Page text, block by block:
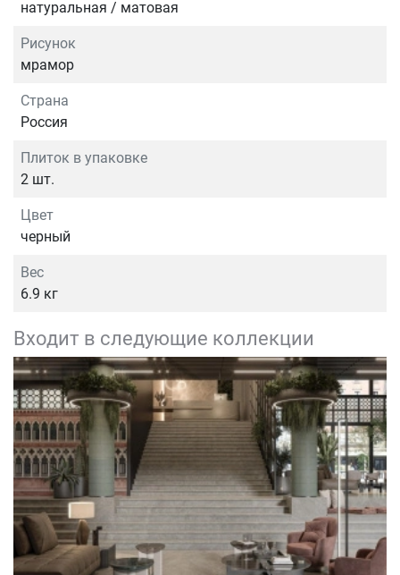
натуральная / матовая
Рисунок
мрамор
Страна
Россия
Плиток в упаковке
2 шт.
Цвет
черный
Вес
6.9 кг
Входит в следующие коллекции